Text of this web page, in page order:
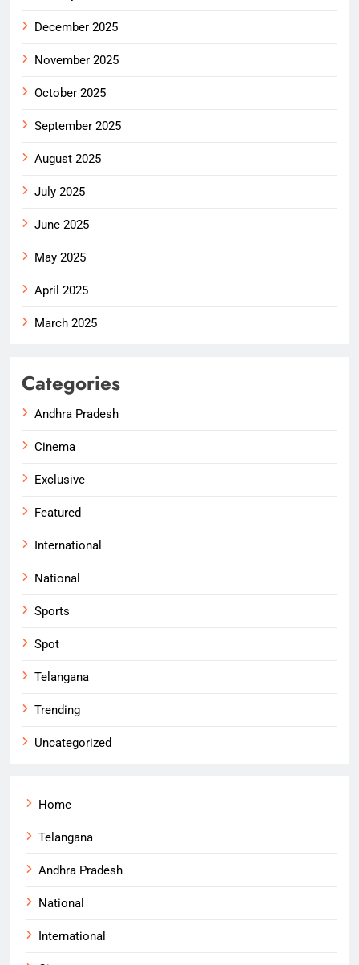
December 2025
November 2025
October 2025
September 2025
August 2025
July 2025
June 2025
May 2025
April 2025
March 2025
Categories
Andhra Pradesh
Cinema
Exclusive
Featured
International
National
Sports
Spot
Telangana
Trending
Uncategorized
Home
Telangana
Andhra Pradesh
National
International